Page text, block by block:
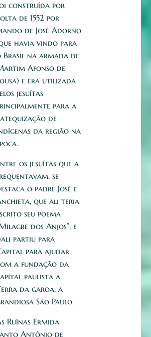
construída por
de 1552 por
de José Adorno
havia vindo para
Brasil na armada de
Afonso de
e era utilizada
jesuítas
para a
de
da região na
os jesuítas que a
se
o padre José e
que ali teria
seu poema
dos Anjos”, e
partiu para
para ajudar
a fundação da
paulista a
da garoa, a
São Paulo.
Ruínas Ermida
Antônio de